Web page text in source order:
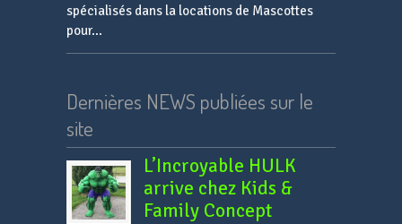
spécialisés dans la locations de Mascottes
pour...
Dernières NEWS publiées sur le
site
L’Incroyable HULK
arrive chez Kids &
Family Concept